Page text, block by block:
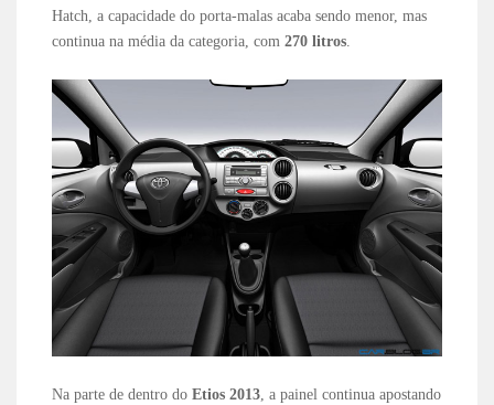
Hatch, a capacidade do porta-malas acaba sendo menor, mas
continua na média da categoria, com270 litros
Na parte de dentro doEtios 2013, a painel continua apostando